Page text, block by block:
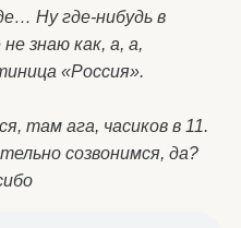
Ну где-нибудь в
знаю как, а, а,
«Россия».
там ага, часиков в 11.
созвонимся, да?